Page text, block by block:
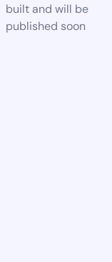
built and will be
published soon